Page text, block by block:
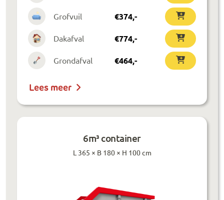
Grofvuil €374,-
Dakafval €774,-
Grondafval €464,-
Lees meer
6m³ container
L 365 × B 180 × H 100 cm